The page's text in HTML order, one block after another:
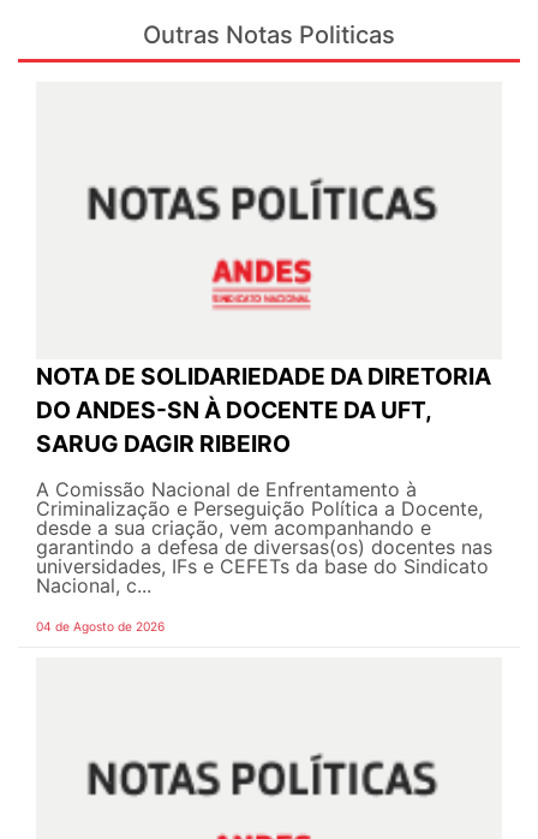
Outras Notas Politicas
NOTA DE SOLIDARIEDADE DA DIRETORIA
DO ANDES-SN À DOCENTE DA UFT,
SARUG DAGIR RIBEIRO
A Comissão Nacional de Enfrentamento à
Criminalização e Perseguição Política a Docente,
desde a sua criação, vem acompanhando e
garantindo a defesa de diversas(os) docentes nas
universidades, IFs e CEFETs da base do Sindicato
Nacional, c...
04 de Agosto de 2026